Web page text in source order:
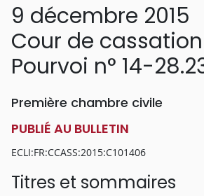
9 décembre 2015
Cour de cassation
Pourvoi n° 14-
Première chambre civile
PUBLIÉ AU BULLETIN
ECLI:FR:CCASS:2015:C101406
Titres et sommaires